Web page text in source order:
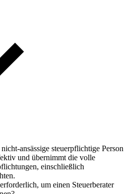
ansässige steuerpflichtige Person
und übernimmt die volle
einschließlich
um einen Steuerberater